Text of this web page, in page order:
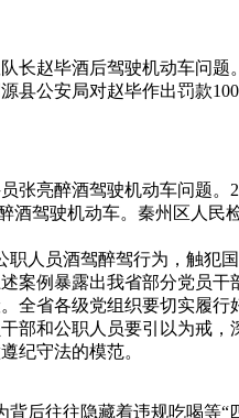
长赵毕酒后驾驶机动车问题。
县公安局对赵毕作出罚款
张亮醉酒驾驶机动车问题。
酒驾驶机动车。秦州区人
人员酒驾醉驾行为，触犯
案例暴露出我省部分党员
全省各级党组织要切实履
部和公职人员要引以为戒
纪守法的模范。
后往往隐藏着违规吃喝等